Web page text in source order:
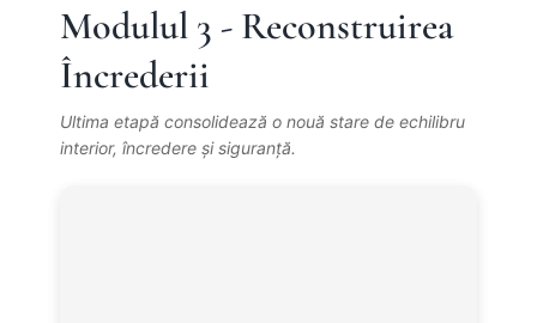
Modulul 3 - Reconstruirea
Încrederii
Ultima etapă consolidează o nouă stare de echilibru
interior, încredere și siguranță.